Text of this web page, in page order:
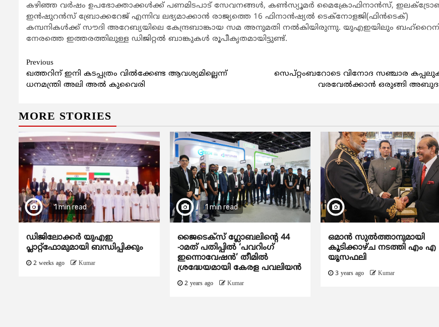
കഴിഞ്ഞ വര്‍ഷം ഉപഭോക്താക്കള്‍ക്ക് പണമിടപാട് സേവനങ്ങള്‍, കണ്‍സ്യൂമര്‍ മൈക്രോഫിനാന്‍സ്,
ഇന്‍ഷുറന്‍സ് ബ്രോക്കറേജ് എന്നിവ ലഭ്യമാക്കാന്‍ രാജ്യത്തെ 16 ഫിനാന്‍ഷ്യല്‍ ടെക്‌നോളജി(ഫിന്‍ടെക്)
കമ്പനികള്‍ക്ക് സൗദി അറേബ്യയിലെ കേന്ദ്രബാങ്കായ സമ അനുമതി നല്‍കിയിരുന്നു. യുഎഇയിലും
നേരത്തെ ഇത്തരത്തിലുള്ള ഡിജിറ്റല്‍ ബാങ്കുകള്‍ രൂപീകൃതമായിട്ടുണ്ട്.
Continue
Reading
Previous
ഖത്തറിന് ഇനി കടപ്പത്രം വില്‍ക്കേണ്ട ആവശ്യമില്ലെന്ന്
ധനമന്ത്രി അലി അല്‍ കുവൈരി
സെപ്റ്റംബറോടെ വിനോദ സഞ്ചാര
വരവേല്‍ക്കാന്‍ ഒരുങ്ങി
MORE STORIES
1 min read
ഡിജിലോക്കര്‍ യുഎഇ
പ്ലാറ്റ്ഫോമുമായി ബന്ധിപ്പിക്കും
2 weeks ago Kumar
1 min read
ജൈടെക്സ് ഗ്ലോബലിന്‍റെ 44
-ാമത് പതിപ്പില്‍ ‘പവറിംഗ്
ഇന്നൊവേഷന്‍’ തീമിൽ
ശ്രദ്ധേയമായി കേരള പവലിയന്‍
2 years ago Kumar
ഒമാൻ സുൽത്താനുമായി
കൂടിക്കാഴ്ച നടത്തി എം എ
യൂസഫലി
3 years ago Kumar